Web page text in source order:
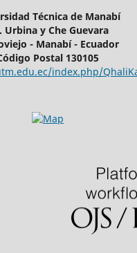
Técnica de Manabí
Urbina y Che Guevara
- Manabí - Ecuador
Postal 130105
index.php/